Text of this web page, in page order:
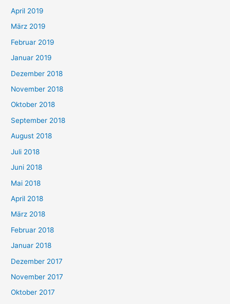
April 2019
März 2019
Februar 2019
Januar 2019
Dezember 2018
November 2018
Oktober 2018
September 2018
August 2018
Juli 2018
Juni 2018
Mai 2018
April 2018
März 2018
Februar 2018
Januar 2018
Dezember 2017
November 2017
Oktober 2017